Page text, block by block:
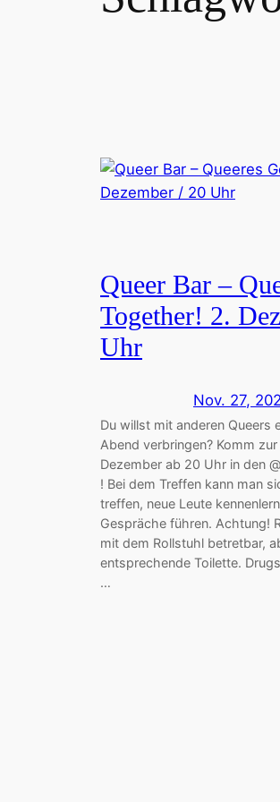
Queer Bar –
Together! 2.
Uhr
Nov. 27,
Du willst mit anderen Queers
Abend verbringen? Komm
Dezember ab 20 Uhr in den
! Bei dem Treffen kann man
treffen, neue Leute
Gespräche führen. Achtung!
mit dem Rollstuhl betretbar,
entsprechende Toilette.
…